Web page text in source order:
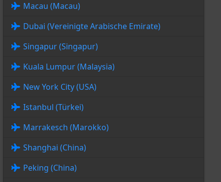
Macau (Macau)
Dubai (Vereinigte Arabische Emirate)
Singapur (Singapur)
Kuala Lumpur (Malaysia)
New York City (USA)
Istanbul (Türkei)
Marrakesch (Marokko)
Shanghai (China)
Peking (China)